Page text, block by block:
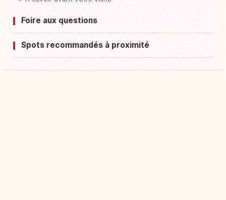
Foire aux questions
Spots recommandés à proximité